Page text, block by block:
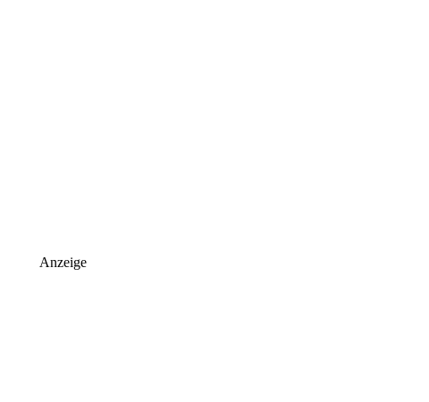
Anzeige